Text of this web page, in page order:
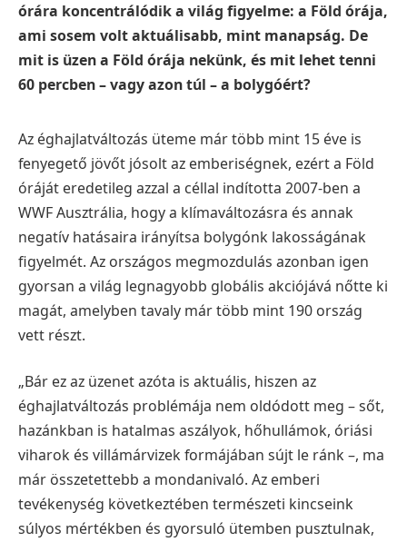
órára koncentrálódik a világ figyelme: a Föld órája,
ami sosem volt aktuálisabb, mint manapság. De
mit is üzen a Föld órája nekünk, és mit lehet tenni
60 percben – vagy azon túl – a bolygóért?
Az éghajlatváltozás üteme már több mint 15 éve is
fenyegető jövőt jósolt az emberiségnek, ezért a Föld
óráját eredetileg azzal a céllal indította 2007-ben a
WWF Ausztrália, hogy a klímaváltozásra és annak
negatív hatásaira irányítsa bolygónk lakosságának
figyelmét. Az országos megmozdulás azonban igen
gyorsan a világ legnagyobb globális akciójává nőtte ki
magát, amelyben tavaly már több mint 190 ország
vett részt.
„Bár ez az üzenet azóta is aktuális, hiszen az
éghajlatváltozás problémája nem oldódott meg – sőt,
hazánkban is hatalmas aszályok, hőhullámok, óriási
viharok és villámárvizek formájában sújt le ránk –, ma
már összetettebb a mondanivaló. Az emberi
tevékenység következtében természeti kincseink
súlyos mértékben és gyorsuló ütemben pusztulnak,